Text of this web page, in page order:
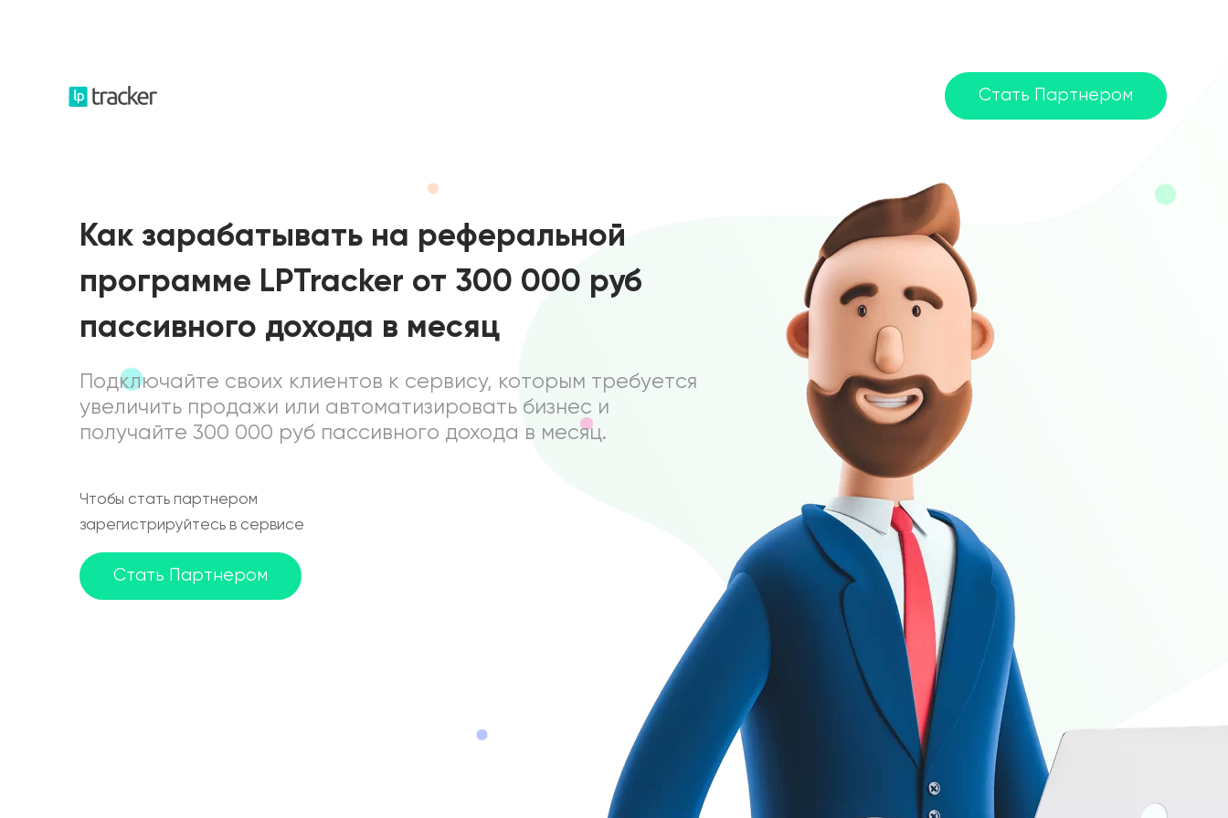
Стать Партнером
Как зарабатывать на реферальной
программе LPTracker от 300 000 руб
пассивного дохода в месяц
Подключайте своих клиентов к сервису, которым требуется
увеличить продажи или автоматизировать бизнес и
получайте 300 000 руб пассивного дохода в месяц.
Чтобы стать партнером
зарегистрируйтесь в сервисе
Стать Партнером